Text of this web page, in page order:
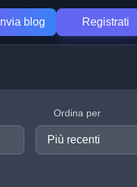
Invia blog Registrati
Ordina per